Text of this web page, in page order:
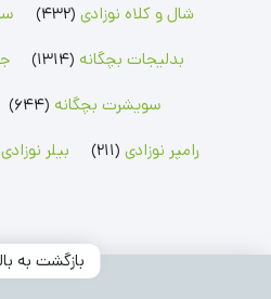
شال و کلاه نوزادی (432)
بدلیجات بچگانه (1314)
سویشرت بچگانه (644)
رامپر نوزادی (211) بیلر نوزادی
بازگشت به